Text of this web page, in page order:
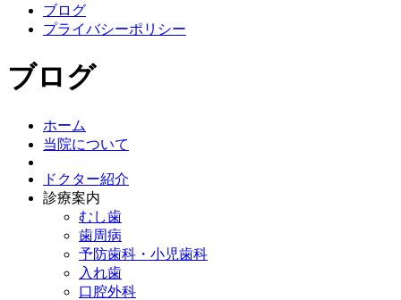
ブログ
プライバシーポリシー
ブログ
ホーム
当院について
ドクター紹介
診療案内
むし歯
歯周病
予防歯科・小児歯科
入れ歯
口腔外科